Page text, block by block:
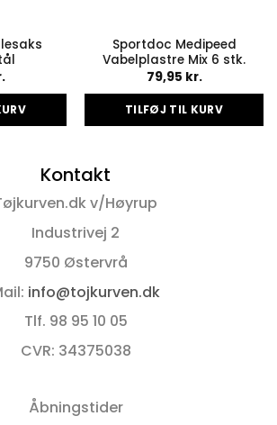
Sportdoc Medipeed
Vabelplastre Mix 6 stk.
79,95 kr.
TILFØJ TIL KURV
Kontakt
v/Høyrup
Industrivej 2
9750 Østervrå
info@tojkurven.dk
Tlf. 98 95 10 05
CVR: 34375038
Åbningstider